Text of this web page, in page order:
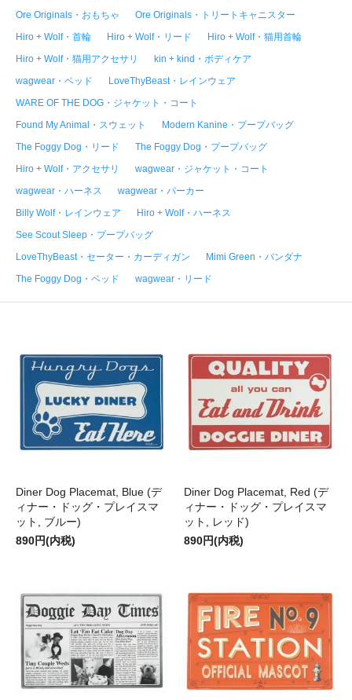
Ore Originals・おもちゃ
Ore Originals・トリートキャニスター
Hiro + Wolf・首輪
Hiro + Wolf・リード
Hiro + Wolf・猫用首輪
Hiro + Wolf・猫用アクセサリ
kin + kind・ボディケア
wagwear・ベッド
LoveThyBeast・レインウェア
WARE OF THE DOG・ジャケット・コート
Found My Animal・スウェット
Modern Kanine・プープバッグ
The Foggy Dog・リード
The Foggy Dog・プープバッグ
Hiro + Wolf・アクセサリ
wagwear・ジャケット・コート
wagwear・ハーネス
wagwear・パーカー
Billy Wolf・レインウェア
Hiro + Wolf・ハーネス
See Scout Sleep・プープバッグ
LoveThyBeast・セーター・カーディガン
Mimi Green・バンダナ
The Foggy Dog・ベッド
wagwear・リード
Diner Dog Placemat, Blue (デ
ィナー・ドッグ・プレイスマ
ット, ブルー)
890円(内税)
Diner Dog Placemat, Red (デ
ィナー・ドッグ・プレイスマ
ット, レッド)
890円(内税)